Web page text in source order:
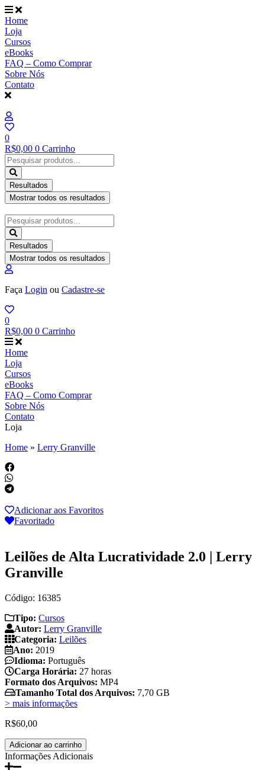
Ir
para
o
conteúdo
Home
Loja
Cursos
eBooks
FAQ – Como Comprar
Sobre Nós
Contato
0
R$0,00 0 Carrinho
Pesquisar
...
Resultados
Mostrar todos os resultados
Pesquisar
...
Resultados
Mostrar todos os resultados
Faça Login ou Cadastre-se
0
R$0,00 0 Carrinho
Home
Loja
Cursos
eBooks
FAQ – Como Comprar
Sobre Nós
Contato
Loja
Home » Lerry Granville
Adicionar aos Favoritos
Favoritado
Leilões de Alta Lucratividade 2.0 | Lerry
Granville
Código: 16385
Tipo: Cursos
Autor: Lerry Granville
Categoria: Leilões
Ano: 2019
Idioma: Português
Carga Horária: 27 horas
Formato dos Arquivos: MP4
Tamanho Total dos Arquivos: 7,70 GB
> mais informações
R$60,00
Leilões
de
Alta
Adicionar ao carrinho
Informações Adicionais